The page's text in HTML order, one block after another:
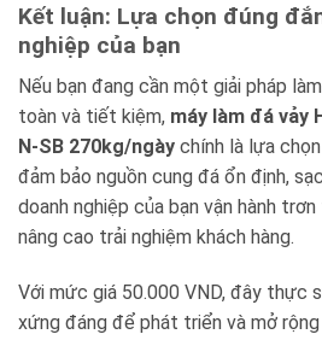
Kết luận: Lựa chọn đúng
nghiệp của bạn
Nếu bạn đang cần một giải pháp
toàn và tiết kiệm, máy làm đá vảy
N-SB 270kg/ngày chính là lựa
đảm bảo nguồn cung đá ổn định,
doanh nghiệp của bạn vận hành
nâng cao trải nghiệm khách hàng.
Với mức giá 50.000 VND, đây thực
xứng đáng để phát triển và mở